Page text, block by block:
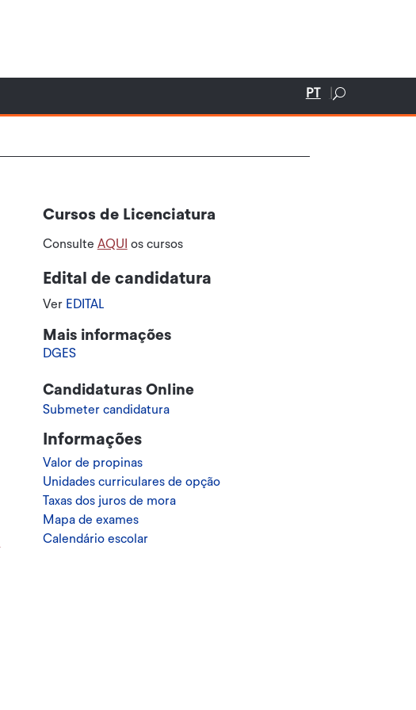
PT
Cursos de Licenciatura
Consulte AQUI os cursos
Edital de candidatura
Ver EDITAL
Mais informações
DGES
Candidaturas Online
Submeter candidatura
Informações
Valor de propinas
Unidades curriculares de opção
Taxas dos juros de mora
Mapa de exames
Calendário escolar